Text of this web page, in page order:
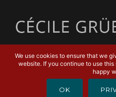
We use cookies to ensure that we
website. If you continue to use
happy
OK